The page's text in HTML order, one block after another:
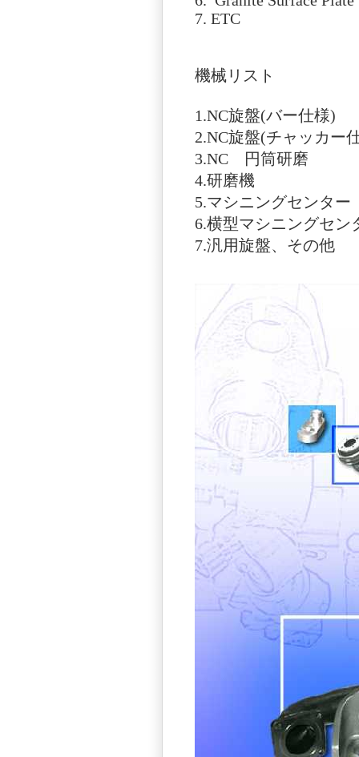
7. ETC
機械リスト
1.NC旋盤(バー仕
2.NC旋盤(チャッカー
3.NC 円筒
4.研磨
5.マシニングセ
6.横型マシニングセ
7.汎用旋盤、